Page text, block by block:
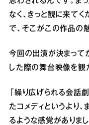
なく、きっと観に来て
で、そこがこの作品の
今回の出演が決まって
した際の舞台映像を観
「繰り広げられる会話
たコメディというより
るような感覚がありま